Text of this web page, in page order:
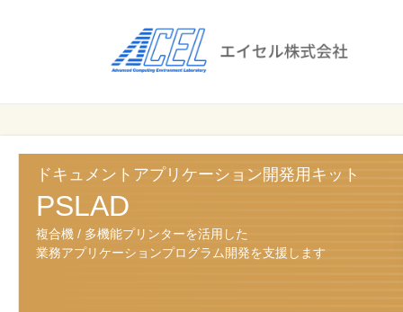
株式会社
ス
効
率
ドキュメントアプリケーション開発用キット
PSLAD
複合機 / 多機能プリンターを活用した
業務アプリケーションプログラム開発を支援します
セ
株
式
会
社